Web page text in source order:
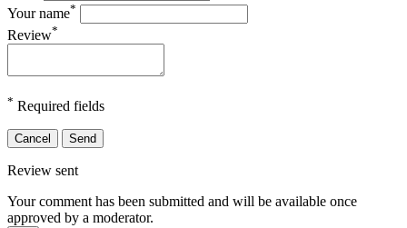
Your name*
Review*
* Required fields
Cancel Send
Review sent
Your comment has been submitted and will be available once
approved by a moderator.